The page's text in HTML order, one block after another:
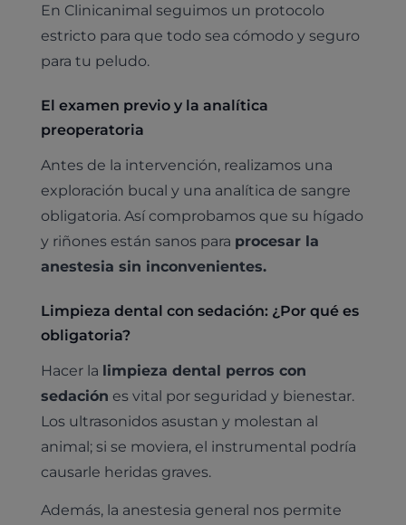
En Clinicanimal seguimos un protocolo
estricto para que todo sea cómodo y seguro
para tu peludo.
El examen previo y la analítica
preoperatoria
Antes de la intervención, realizamos una
exploración bucal y una analítica de sangre
obligatoria. Así comprobamos que su hígado
y riñones están sanos para procesar la
anestesia sin inconvenientes.
Limpieza dental con sedación: ¿Por qué es
obligatoria?
Hacer la limpieza dental perros con
sedación es vital por seguridad y bienestar.
Los ultrasonidos asustan y molestan al
animal; si se moviera, el instrumental podría
causarle heridas graves.
Además, la anestesia general nos permite